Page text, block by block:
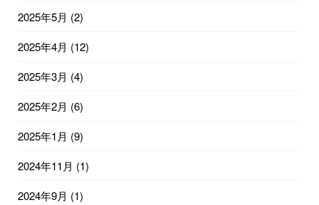
2025年5月 (2)
2025年4月 (12)
2025年3月 (4)
2025年2月 (6)
2025年1月 (9)
2024年11月 (1)
2024年9月 (1)